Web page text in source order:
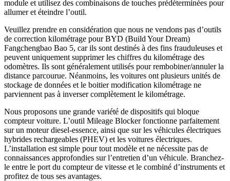
module et utilisez des combinaisons de touches prédéterminées pour
allumer et éteindre l’outil.
Veuillez prendre en considération que nous ne vendons pas d’outils
de correction kilométrage pour BYD (Build Your Dream)
Fangchengbao Bao 5, car ils sont destinés à des fins frauduleuses et
peuvent uniquement supprimer les chiffres du kilométrage des
odomètres. Ils sont généralement utilisés pour rembobiner/annuler la
distance parcourue. Néanmoins, les voitures ont plusieurs unités de
stockage de données et le boitier modification kilométrage ne
parviennent pas à inverser complètement le kilométrage.
Nous proposons une grande variété de dispositifs qui bloque
compteur voiture. L’outil Mileage Blocker fonctionne parfaitement
sur un moteur diesel-essence, ainsi que sur les véhicules électriques
hybrides rechargeables (PHEV) et les voitures électriques.
L’installation est simple pour tout modèle et ne nécessite pas de
connaissances approfondies sur l’entretien d’un véhicule. Branchez-
le entre le port du compteur de vitesse et le combiné d’instruments et
profitez de tous ses avantages.